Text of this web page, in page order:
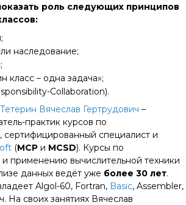
роль следующих принципов
наследование;
класс – одна задача»;
Collaboration).
Тетерин Вячеслав Гертрудович –
практик курсов по
, сертифицированный специалист и
(MCP и MCSD). Курсы по
применению вычислительной техники
данных ведёт уже более 30 лет.
Algol-60, Fortran, Basic, Assembler,
На своих занятиях Вячеслав